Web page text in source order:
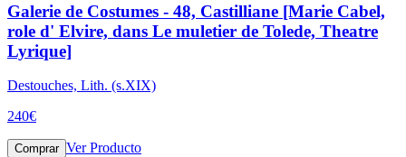
Galerie de Costumes - 48, Castilliane [Marie Cabel,
role d' Elvire, dans Le muletier de Tolede, Theatre
Lyrique]
Destouches, Lith. (s.XIX)
240€
Comprar Ver Producto